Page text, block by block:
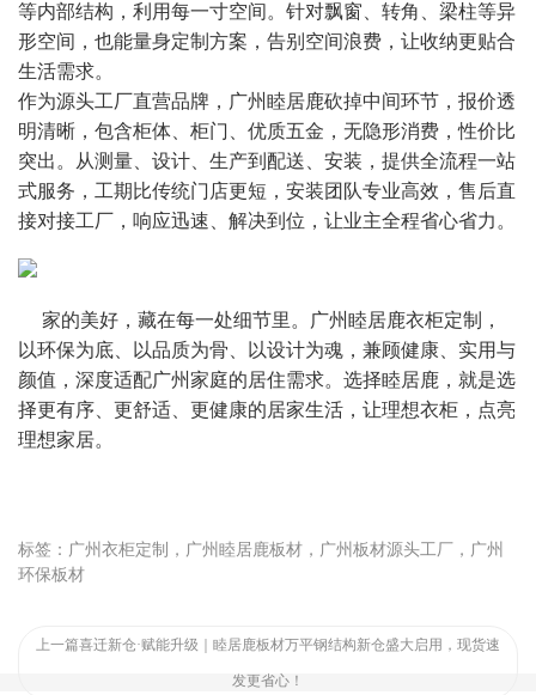
等内部结构，利用每一寸空间。针对飘窗、转角、梁柱等异
形空间，也能量身定制方案，告别空间浪费，让收纳更贴合
生活需求。
作为源头工厂直营品牌，广州睦居鹿砍掉中间环节，报价透
明清晰，包含柜体、柜门、优质五金，无隐形消费，性价比
突出。从测量、设计、生产到配送、安装，提供全流程一站
式服务，工期比传统门店更短，安装团队专业高效，售后直
接对接工厂，响应迅速、解决到位，让业主全程省心省力。
家的美好，藏在每一处细节里。广州睦居鹿衣柜定制，
以环保为底、以品质为骨、以设计为魂，兼顾健康、实用与
颜值，深度适配广州家庭的居住需求。选择睦居鹿，就是选
择更有序、更舒适、更健康的居家生活，让理想衣柜，点亮
理想家居。
标签：广州衣柜定制，广州睦居鹿板材，广州板材源头工厂，广州
环保板材
上一篇喜迁新仓·赋能升级｜睦居鹿板材万平钢结构新仓盛大启用，现货速
发更省心！